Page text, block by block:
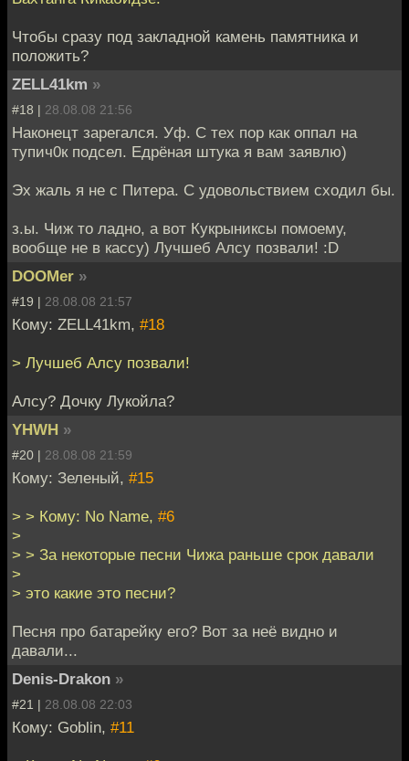
Чтобы сразу под закладной камень памятника и
положить?
ZELL41km »
#18 | 28.08.08 21:56
Наконецт зарегался. Уф. С тех пор как оппал на
тупич0к подсел. Едрёная штука я вам заявлю)
Эх жаль я не с Питера. С удовольствием сходил бы.
з.ы. Чиж то ладно, а вот Кукрыниксы помоему,
вообще не в кассу) Лучшеб Алсу позвали! :D
DOOMer »
#19 | 28.08.08 21:57
Кому: ZELL41km, #18
> Лучшеб Алсу позвали!
Алсу? Дочку Лукойла?
YHWH »
#20 | 28.08.08 21:59
Кому: Зеленый, #15
> > Кому: No Name, #6
>
> > За некоторые песни Чижа раньше срок давали
>
> это какие это песни?
Песня про батарейку его? Вот за неё видно и
давали...
Denis-Drakon »
#21 | 28.08.08 22:03
Кому: Goblin, #11